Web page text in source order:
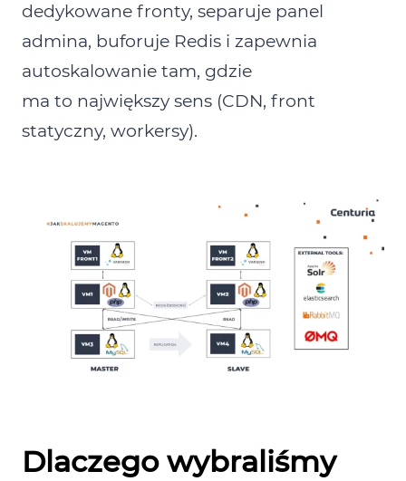
dedykowane fronty, separuje panel
admina, buforuje Redis i zapewnia
autoskalowanie tam, gdzie
ma to największy sens (CDN, front
statyczny, workersy).
Dlaczego wybraliśmy